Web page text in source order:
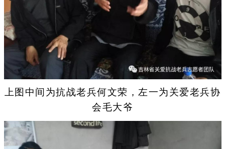
上图中间为抗战老兵何文荣，左一为关爱老兵协
会毛大爷